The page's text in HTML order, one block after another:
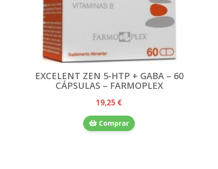
EXCELENT ZEN 5-HTP + GABA – 60
CÁPSULAS – FARMOPLEX
19,25 €
Comprar